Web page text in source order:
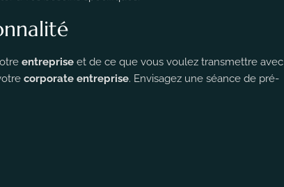
entreprise et de ce que vous voulez transmettre avec
corporate entreprise. Envisagez une séance de pré-